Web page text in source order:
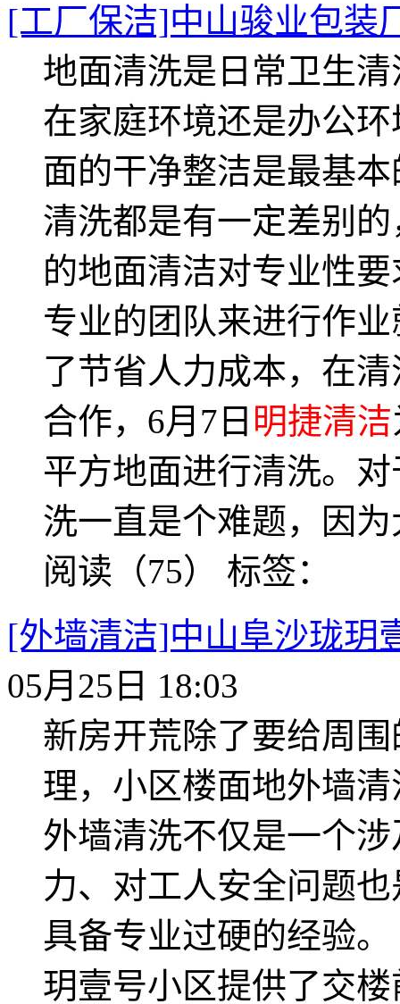
[工厂保洁]中山骏业包装
地面清洗是日常卫生
在家庭环境还是办公
面的干净整洁是最基
清洗都是有一定差别
的地面清洁对专业性
专业的团队来进行作
了节省人力成本，在
合作，6月7日 明捷清洁
平方地面进行清洗。
洗一直是个难题，因
阅读（75） 标签：
[外墙清洁]中山阜沙珑玥
05月25日 18:03
新房开荒除了要给周
理，小区楼面地外墙
外墙清洗不仅是一个
力、对工人安全问题
具备专业过硬的经验。
玥壹号小区提供了交